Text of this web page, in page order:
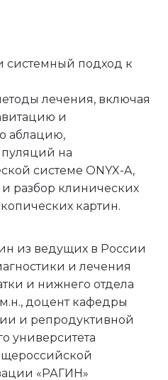
системный подход к
лечения, включая
и
аблацию,
на
системе ONYX-A,
разбор клинических
картин.
из ведущих в России
и лечения
и нижнего отдела
доцент кафедры
и репродуктивной
университета
«РАГИН»